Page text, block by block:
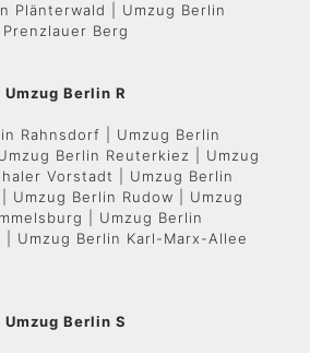
Plänterwald | Umzug Berlin
Prenzlauer Berg
Umzug Berlin R
Rahnsdorf | Umzug Berlin
Berlin Reuterkiez | Umzug
Vorstadt | Umzug Berlin
Umzug Berlin Rudow | Umzug
| Umzug Berlin
| Umzug Berlin Karl-Marx-Allee
Umzug Berlin S